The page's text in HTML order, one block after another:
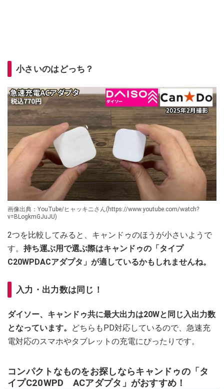
小さいのはどっち？
画像出典：YouTube/ヒャッキニさん(https://www.youtube.com/watch?
v=BLogkmGJuJU)
2つを比較してみると、キャンドゥのほうが小さいようで
す。 持ち運ぶ用で選ぶ際はキャンドゥの「タイプ
C20WPDACアダプタ」が適しているかもしれませんね。
入力・出力数は同じ！
ダイソー、キャンドゥ共に最大出力は20Wと同じ入出力数
となっています。
どちらもPD対応しているので、急速充
電対応のスマホやタブレットの充電にぴったりです。
コンパクトなものをお探しならキャンドゥの「タ
イプC20WPD ACアダプタ」がおすすめ！